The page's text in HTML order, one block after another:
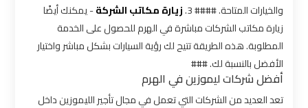
والخيارات المتاحة. #### 3.
زيارة مكاتب الشركة- يمكنك أيضًا
زيارة مكاتب الشركات مباشرة في الهرم للحصول على الخدمة
المطلوبة. هذه الطريقة تتيح لك رؤية السيارات بشكل مباشر واختيار
الأفضل بالنسبة لك. ###
أفضل شركات ليموزين في الهرم
تعد العديد من الشركات التي تعمل في مجال تأجير الليموزين داخل
ليموزين
الاسكندرية
القاهرة
ليموزين
الاسكندريه